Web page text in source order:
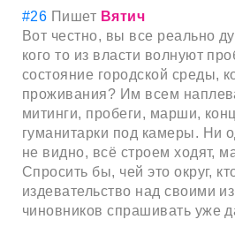
#26 Пишет Вятич
Вот честно, вы все реально
кого то из власти волнуют
состояние городской среды,
проживания? Им всем
митинги, пробеги, марши,
гуманитарки под камеры. Ни
не видно, всё строем ходят,
Спросить бы, чей это округ,
издевательство над своими
чиновников спрашивать уже